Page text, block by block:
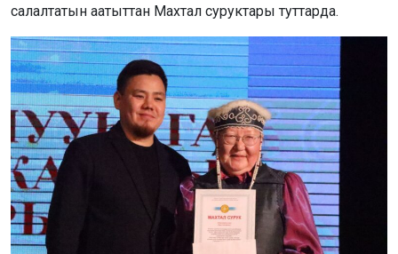
салалтатын аатыттан Махтал суруктары туттарда.